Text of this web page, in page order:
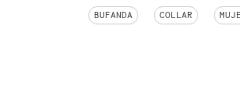
BUFANDA COLLAR